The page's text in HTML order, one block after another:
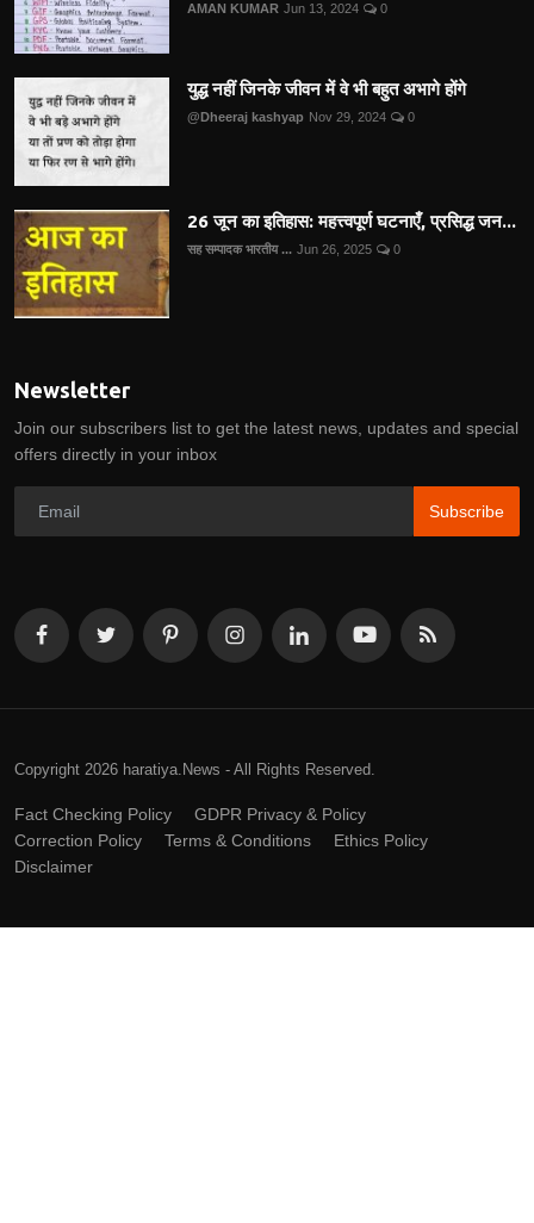
AMAN KUMAR Jun 13, 2024 0
युद्ध नहीं जिनके जीवन में वे भी बहुत अभागे होंगे
@Dheeraj kashyap Nov 29, 2024 0
26 जून का इतिहास: महत्त्वपूर्ण घटनाएँ, प्रसिद्ध जन...
सह सम्पादक भारतीय ... Jun 26, 2025 0
Newsletter
Join our subscribers list to get the latest news, updates and special
offers directly in your inbox
Subscribe
Copyright 2026 haratiya.News - All Rights Reserved.
Fact Checking Policy
GDPR Privacy & Policy
Correction Policy
Terms & Conditions
Ethics Policy
Disclaimer